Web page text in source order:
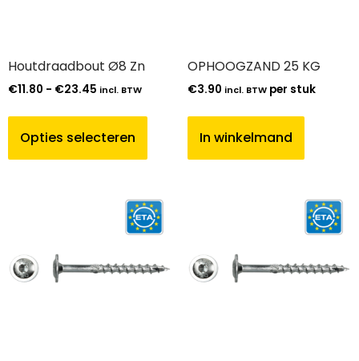
Houtdraadbout Ø8 Zn
€11.80 - €23.45 incl. BTW
Opties selecteren
OPHOOGZAND 25 KG
€3.90 incl. BTW per stuk
In winkelmand